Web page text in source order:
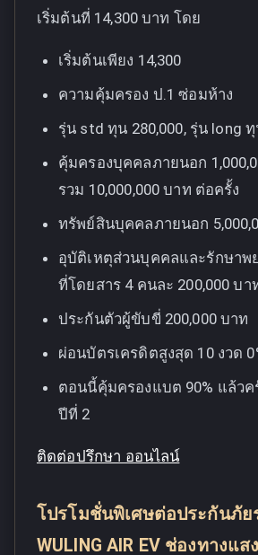
เริ่มต้นที่ 14,300 บาท โดย
เริ่มต้นเพียง 14,300
ความคุ้มครอง ป.1 ซ่อมห้าง
รุ่น std ทุน 280,000, รุ่น long
คุ้มครองบุคคลภายนอก
รวม 10,000,000 บาท ต่อครั้ง
ทรัพย์สินบุคคลภายนอก
อุบัติเหตุส่วนบุคคลและรักษาพ
ที่โดยสาร 4 คนละ 200,000 บา
ประกันตัวผู้ขับขี่ 200,000 บาท
ผ่อนบัตรเครดิตสูงสุด 10 งวด
ตอนนี้คุ้มครองแบต 90% แล้ว
ปีที่ 2
ติดต่อปรึกษา ออนไลน์
โปรโมชั่นพิเศษต่อประกันภัย
WULING AIR EV ช่องทางแ